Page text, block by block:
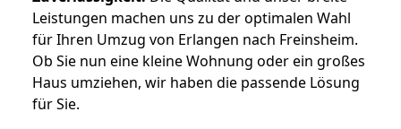
Leistungen machen uns zu der optimalen Wahl
für Ihren Umzug von Erlangen nach Freinsheim.
Ob Sie nun eine kleine Wohnung oder ein großes
Haus umziehen, wir haben die passende Lösung
für Sie.